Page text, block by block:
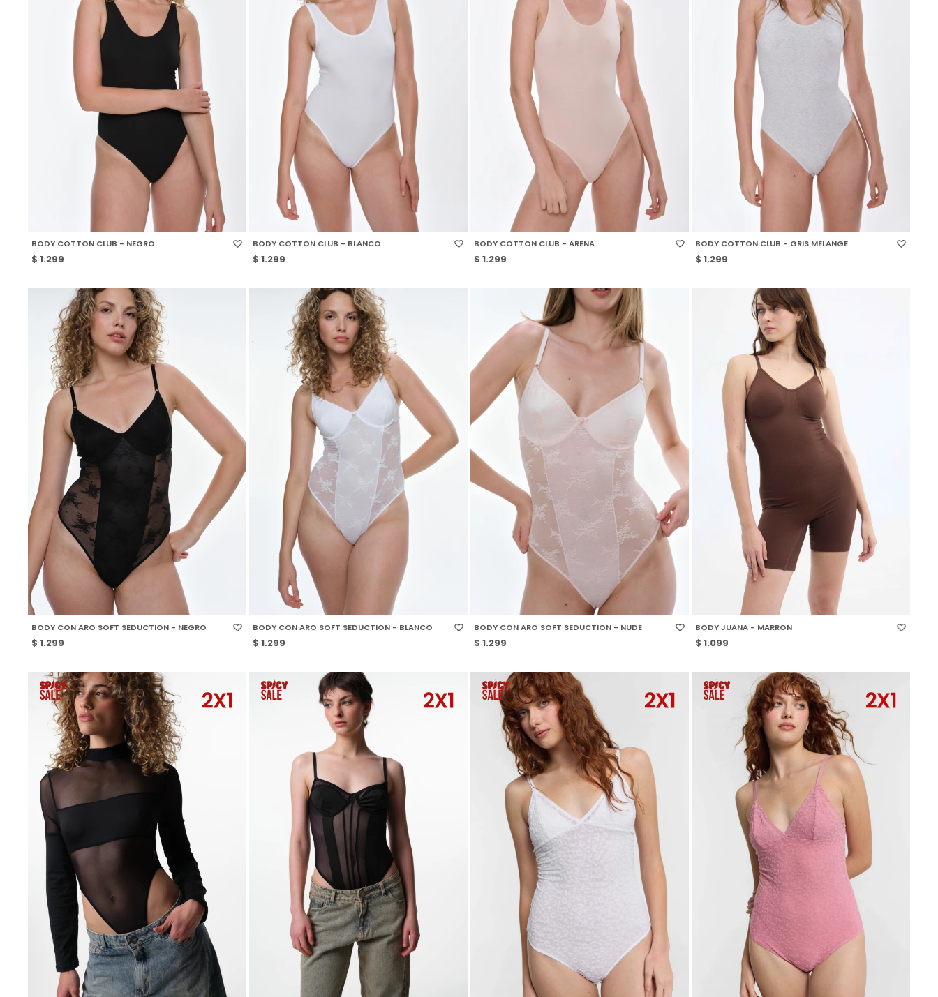
BODY COTTON CLUB - NEGRO
$ 1.299
SELECCIONAR TALLE
BODY COTTON CLUB - BLANCO
$ 1.299
SELECCIONAR TALLE
BODY COTTON CLUB - ARENA
$ 1.299
SELECCIONAR TALLE
BODY COTTON CLUB - GRIS MELANGE
$ 1.299
SELECCIONAR TALLE
BODY CON ARO SOFT SEDUCTION - NEGRO
$ 1.299
SELECCIONAR TALLE
BODY CON ARO SOFT SEDUCTION - BLANCO
$ 1.299
SELECCIONAR TALLE
BODY CON ARO SOFT SEDUCTION - NUDE
$ 1.299
SELECCIONAR TALLE
BODY JUANA - MARRON
$ 1.099
SELECCIONAR TALLE SELECCIONAR TALLE SELECCIONAR TALLE SELECCIONAR TALLE